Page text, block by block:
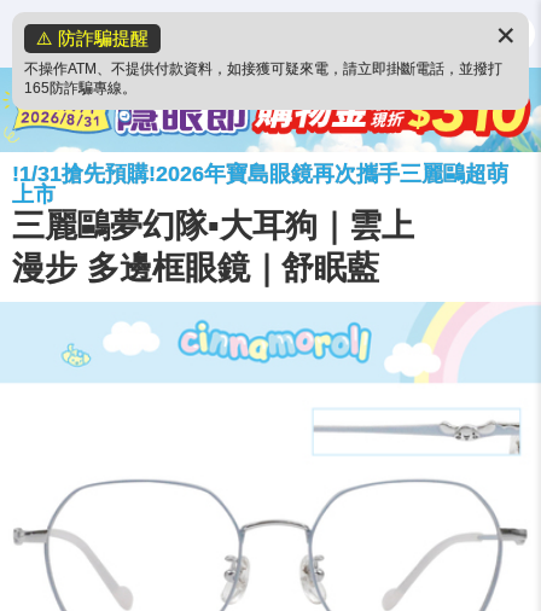
⚠️ 防詐騙提醒
不操作ATM、不提供付款資料，如接獲可疑來電，請立即掛斷電話，並撥打
165防詐騙專線。
✕
!1/31搶先預購!2026年寶島眼鏡再次攜手三麗鷗超萌
上市
三麗鷗夢幻隊▪︎大耳狗｜雲上
漫步 多邊框眼鏡｜舒眠藍